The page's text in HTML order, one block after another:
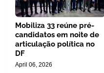
Mobiliza 33 reúne pré-
candidatos em noite de
articulação política no
DF
April 06, 2026